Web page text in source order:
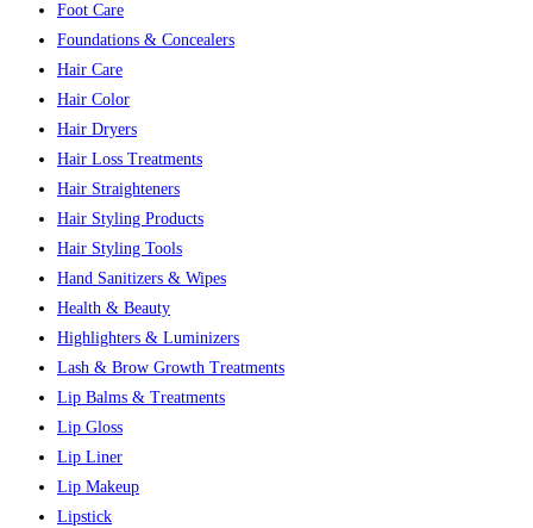
Foot Care
Foundations & Concealers
Hair Care
Hair Color
Hair Dryers
Hair Loss Treatments
Hair Straighteners
Hair Styling Products
Hair Styling Tools
Hand Sanitizers & Wipes
Health & Beauty
Highlighters & Luminizers
Lash & Brow Growth Treatments
Lip Balms & Treatments
Lip Gloss
Lip Liner
Lip Makeup
Lipstick